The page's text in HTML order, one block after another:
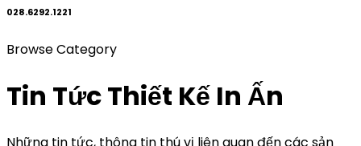
028.6292.1221
Browse Category
Tin Tức Thiết Kế In Ấn